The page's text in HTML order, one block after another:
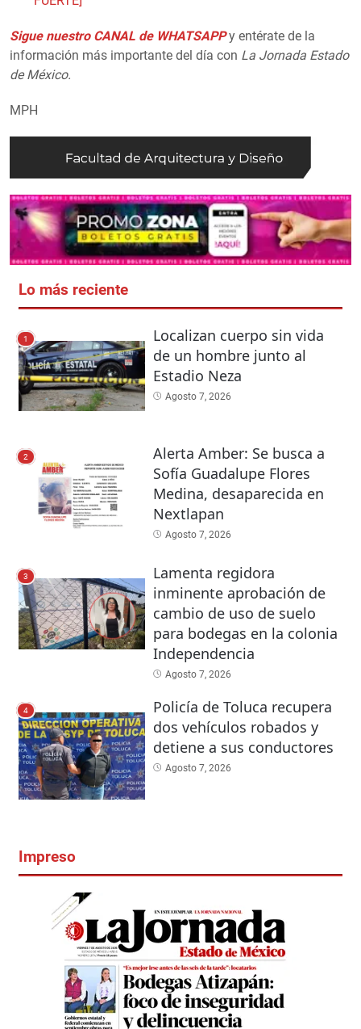
Sigue nuestro CANAL de WHATSAPP y entérate de la
información más importante del día con La Jornada Estado
de México.
MPH
Lo más reciente
1
Localizan cuerpo sin vida
de un hombre junto al
Estadio Neza
Agosto 7, 2026
2
Alerta Amber: Se busca a
Sofía Guadalupe Flores
Medina, desaparecida en
Nextlapan
Agosto 7, 2026
3
Lamenta regidora
inminente aprobación de
cambio de uso de suelo
para bodegas en la colonia
Independencia
Agosto 7, 2026
4
Policía de Toluca recupera
dos vehículos robados y
detiene a sus conductores
Agosto 7, 2026
Impreso